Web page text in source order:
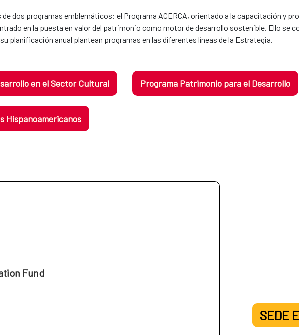
dos programas emblemáticos: el Programa ACERCA, orientado a la capacitación y
en la puesta en valor del patrimonio como motor de desarrollo sostenible. Ello se
planificación anual plantean programas en las diferentes líneas de la Estrategia.
en el Sector Cultural Programa Patrimonio para el Desarrollo
Hispanoamericanos
Fund
SEDE